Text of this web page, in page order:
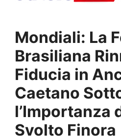
Mondiali: La
Brasiliana
Fiducia in
Caetano
l’Importanza
Svolto Finora